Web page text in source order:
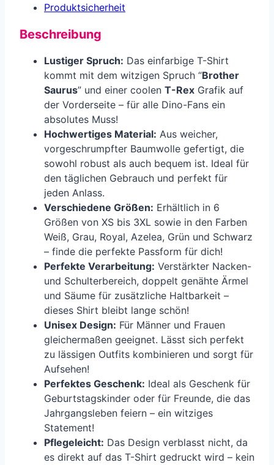
Produkt­sicherheit
Beschreibung
Lustiger Spruch: Das einfarbige T-Shirt
kommt mit dem witzigen Spruch “Brother
Saurus” und einer coolen T-Rex Grafik auf
der Vorderseite – für alle Dino-Fans ein
absolutes Muss!
Hochwertiges Material: Aus weicher,
vorgeschrumpfter Baumwolle gefertigt, die
sowohl robust als auch bequem ist. Ideal für
den täglichen Gebrauch und perfekt für
jeden Anlass.
Verschiedene Größen: Erhältlich in 6
Größen von XS bis 3XL sowie in den Farben
Weiß, Grau, Royal, Azelea, Grün und Schwarz
– finde die perfekte Passform für dich!
Perfekte Verarbeitung: Verstärkter Nacken-
und Schulterbereich, doppelt genähte Ärmel
und Säume für zusätzliche Haltbarkeit –
dieses Shirt bleibt lange schön!
Unisex Design: Für Männer und Frauen
gleichermaßen geeignet. Lässt sich perfekt
zu lässigen Outfits kombinieren und sorgt für
Aufsehen!
Perfektes Geschenk: Ideal als Geschenk für
Geburtstagskinder oder für Freunde, die das
Jahrgangsleben feiern – ein witziges
Statement!
Pflegeleicht: Das Design verblasst nicht, da
es direkt auf das T-Shirt gedruckt wird – kein